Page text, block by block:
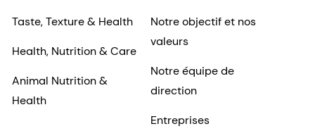
Taste, Texture & Health
Health, Nutrition & Care
Animal Nutrition &
Health
Notre objectif et nos
valeurs
Notre équipe de
direction
Entreprises